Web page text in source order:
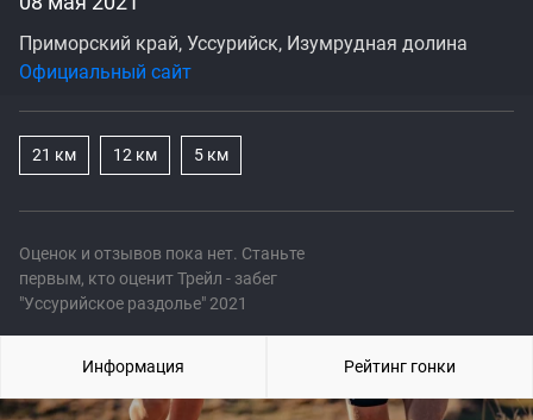
Оценок и отзывов пока нет. Станьте
первым, кто оценит Трейл - забег
"Уссурийское раздолье" 2021
Приморский край, Уссурийск, Изумрудная долина
Официальный сайт
21 км 12 км 5 км
Информация Рейтинг гонки